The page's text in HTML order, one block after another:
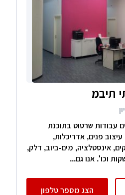
תיבמ
מבצעים עבודות שרטוט בתוכנת
פנים, אדריכלות,
אינסטלציה, מים-ביוב, דלק,
וכו'. אנו גם...
הצג מספר טלפון